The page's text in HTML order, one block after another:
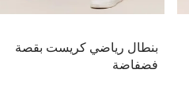
بنطال رياضي كريست بقصة
فضفاضة